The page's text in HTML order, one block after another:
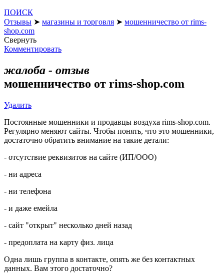
ПОИСК
Отзывы ➤ магазины и торговля ➤ мошенничество от rims-
shop.com
Свернуть
Комментировать
жалоба - отзыв
мошенничество от rims-shop.com
Удалить
Постоянные мошенники и продавцы воздуха rims-shop.com.
Регулярно меняют сайты. Чтобы понять, что это мошенники,
достаточно обратить внимание на такие детали:
- отсутствие реквизитов на сайте (ИП/ООО)
- ни адреса
- ни телефона
- и даже емейла
- сайт "открыт" несколько дней назад
- предоплата на карту физ. лица
Одна лишь группа в контакте, опять же без контактных
данных. Вам этого достаточно?